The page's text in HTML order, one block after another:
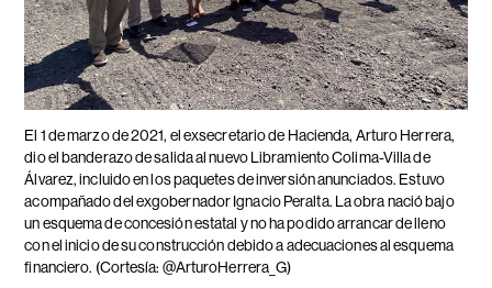
El 1 de marzo de 2021, el exsecretario de Hacienda, Arturo Herrera,
dio el banderazo de salida al nuevo Libramiento Colima-Villa de
Álvarez, incluido en los paquetes de inversión anunciados. Estuvo
acompañado del exgobernador Ignacio Peralta. La obra nació bajo
un esquema de concesión estatal y no ha podido arrancar de lleno
con el inicio de su construcción debido a adecuaciones al esquema
financiero. (Cortesía: @ArturoHerrera_G)